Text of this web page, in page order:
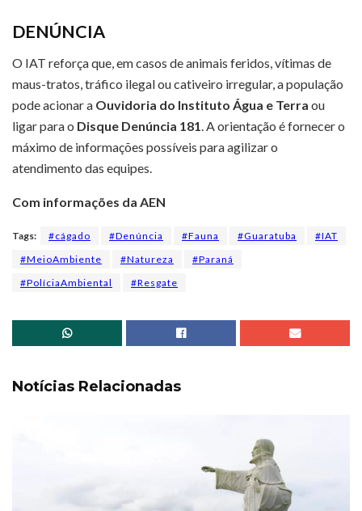
DENÚNCIA
O IAT reforça que, em casos de animais feridos, vítimas de
maus-tratos, tráfico ilegal ou cativeiro irregular, a população
pode acionar a Ouvidoria do Instituto Água e Terra ou
ligar para o Disque Denúncia 181. A orientação é fornecer o
máximo de informações possíveis para agilizar o
atendimento das equipes.
Com informações da AEN
Tags: #cágado #Denúncia #Fauna #Guaratuba
#IAT
#MeioAmbiente
#Natureza
#Paraná
#PolíciaAmbiental
#Resgate
Notícias Relacionadas